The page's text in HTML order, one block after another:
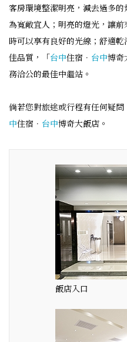
客房環境整潔明亮，減去過多
為寬敞宜人；明亮的燈光，讓
時可以享有良好的光線；舒適
佳品質，「台中住宿． 台中博奇
務洽公的最佳中繼站。
倘若您對旅途或行程有任何疑問
中住宿． 台中博奇大飯店。
飯店入口